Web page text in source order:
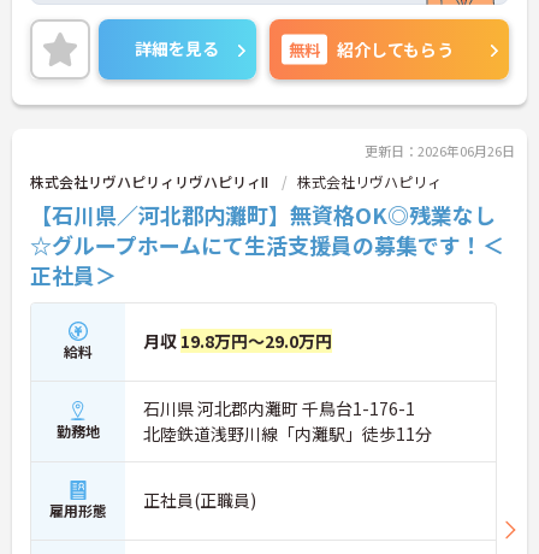
い環境が整っています♪ご興味のある方は面接ポイ
ントをお伝えしますので、お気軽にご相談くださ
い！
詳細を見る 無料 紹介してもらう
更新日：2026年06月26日
株式会社リヴハピリィリヴハピリィII 株式会社リヴハピリィ
【石川県／河北郡内灘町】無資格OK◎残業なし
☆グループホームにて生活支援員の募集です！＜
正社員＞
給料 月収 19.8万円～29.0万円
勤務地
石川県 河北郡内灘町 千鳥台1-176-1
北陸鉄道浅野川線「内灘駅」徒歩11分
雇用形態 正社員(正職員)